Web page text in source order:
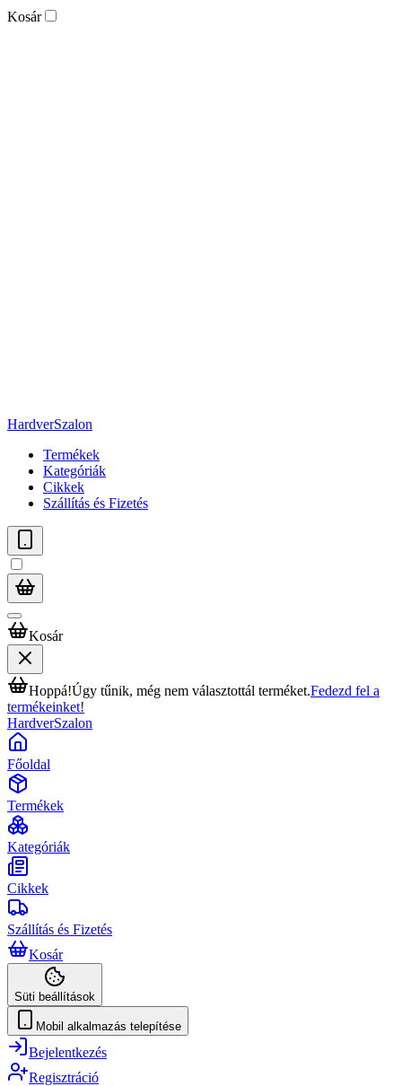
Kosár
HardverSzalon
Termékek
Kategóriák
Cikkek
Szállítás és Fizetés
Kosár
Hoppá!Úgy tűnik, még nem választottál terméket.Fedezd fel a
termékeinket!
HardverSzalon
Főoldal
Termékek
Kategóriák
Cikkek
Szállítás és Fizetés
Kosár
Süti beállítások
Mobil alkalmazás telepítése
Bejelentkezés
Regisztráció